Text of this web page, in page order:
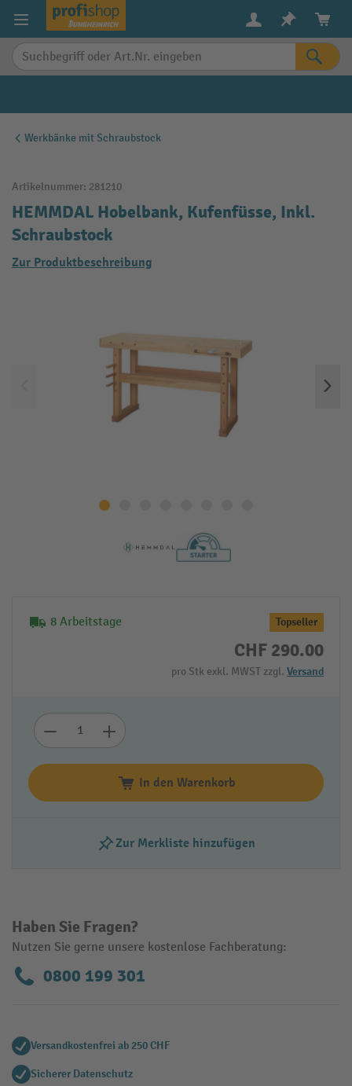
springen
Werkbänke mit Schraubstock
Artikelnummer: 281210
HEMMDAL Hobelbank, Kufenfüsse, Inkl.
Schraubstock
Zur Produktbeschreibung
8 Arbeitstage Topseller
CHF 290.00
pro Stk exkl. MWST zzgl. Versand
In den Warenkorb
Zur Merkliste hinzufügen
Haben Sie Fragen?
Nutzen Sie gerne unsere kostenlose Fachberatung:
0800 199 301
Versandkostenfrei ab 250 CHF
Sicherer Datenschutz